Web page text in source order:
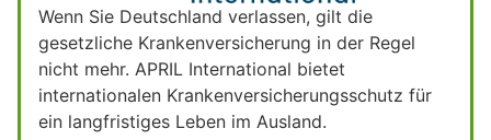
Wenn Sie Deutschland verlassen, gilt die
gesetzliche Krankenversicherung in der Regel
nicht mehr. APRIL International bietet
internationalen Krankenversicherungsschutz für
ein langfristiges Leben im Ausland.